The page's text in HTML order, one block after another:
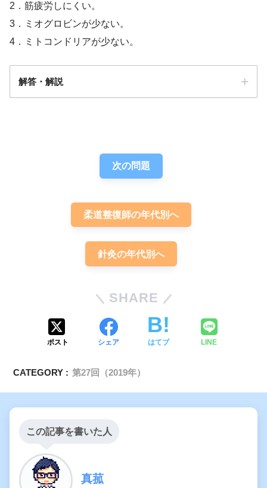
2．筋疲労しにくい。
3．ミオグロビンが少ない。
4．ミトコンドリアが少ない。
解答・解説
次の問題
柔道整復師の年代別へ
針灸の年代別へ
SHARE
ポスト シェア はてブ LINE
CATEGORY : 第27回（2019年）
この記事を書いた人
真菰